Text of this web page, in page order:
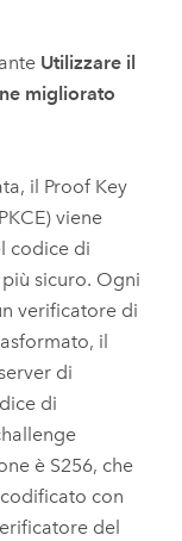
Utilizzare il
migliorato
il Proof Key
viene
codice di
sicuro. Ogni
verificatore di
il
di
di
è S256, che
con
del